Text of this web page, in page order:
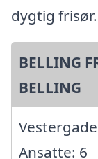
dygtig frisør.
BELLING
BELLING
Ansatte: 6